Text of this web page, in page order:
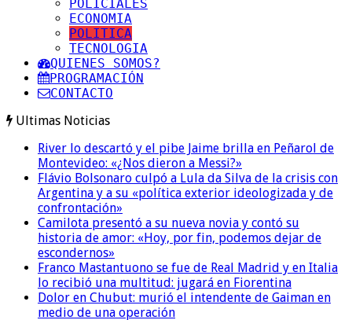
POLICIALES
ECONOMIA
POLITICA
TECNOLOGIA
QUIENES SOMOS?
PROGRAMACIÓN
CONTACTO
Ultimas Noticias
River lo descartó y el pibe Jaime brilla en Peñarol de
Montevideo: «¿Nos dieron a Messi?»
Flávio Bolsonaro culpó a Lula da Silva de la crisis con
Argentina y a su «política exterior ideologizada y de
confrontación»
Camilota presentó a su nueva novia y contó su
historia de amor: «Hoy, por fin, podemos dejar de
escondernos»
Franco Mastantuono se fue de Real Madrid y en Italia
lo recibió una multitud: jugará en Fiorentina
Dolor en Chubut: murió el intendente de Gaiman en
medio de una operación